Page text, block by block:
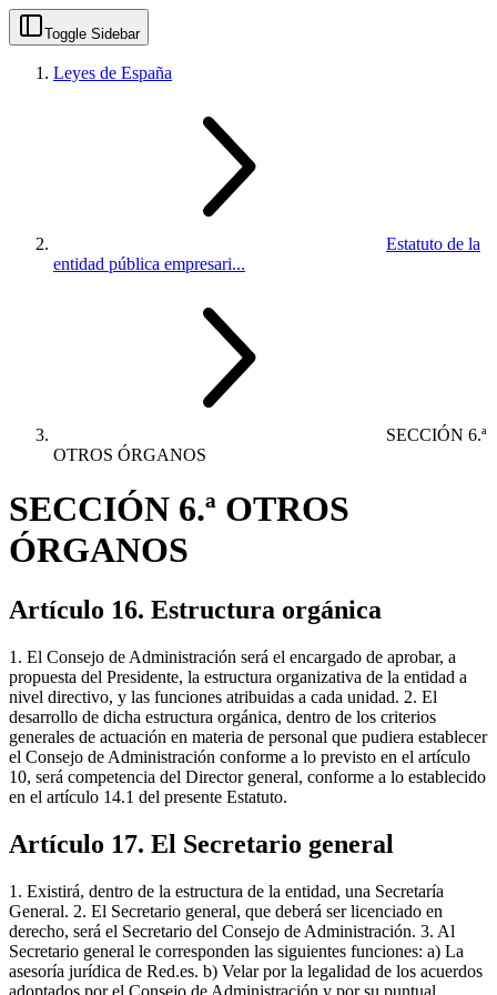
Toggle Sidebar
Leyes de España
Estatuto de la
entidad pública empresari...
SECCIÓN 6.ª
OTROS ÓRGANOS
SECCIÓN 6.ª OTROS
ÓRGANOS
Artículo 16. Estructura orgánica
1. El Consejo de Administración será el encargado de aprobar, a
propuesta del Presidente, la estructura organizativa de la entidad a
nivel directivo, y las funciones atribuidas a cada unidad. 2. El
desarrollo de dicha estructura orgánica, dentro de los criterios
generales de actuación en materia de personal que pudiera establecer
el Consejo de Administración conforme a lo previsto en el artículo
10, será competencia del Director general, conforme a lo establecido
en el artículo 14.1 del presente Estatuto.
Artículo 17. El Secretario general
1. Existirá, dentro de la estructura de la entidad, una Secretaría
General. 2. El Secretario general, que deberá ser licenciado en
derecho, será el Secretario del Consejo de Administración. 3. Al
Secretario general le corresponden las siguientes funciones: a) La
asesoría jurídica de Red.es. b) Velar por la legalidad de los acuerdos
adoptados por el Consejo de Administración y por su puntual